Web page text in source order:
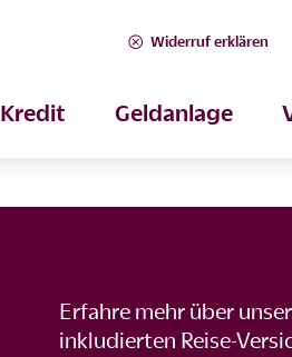
Widerruf erklären
Kredit Geldanlage
Erfahre mehr über
inkludierten Reise-